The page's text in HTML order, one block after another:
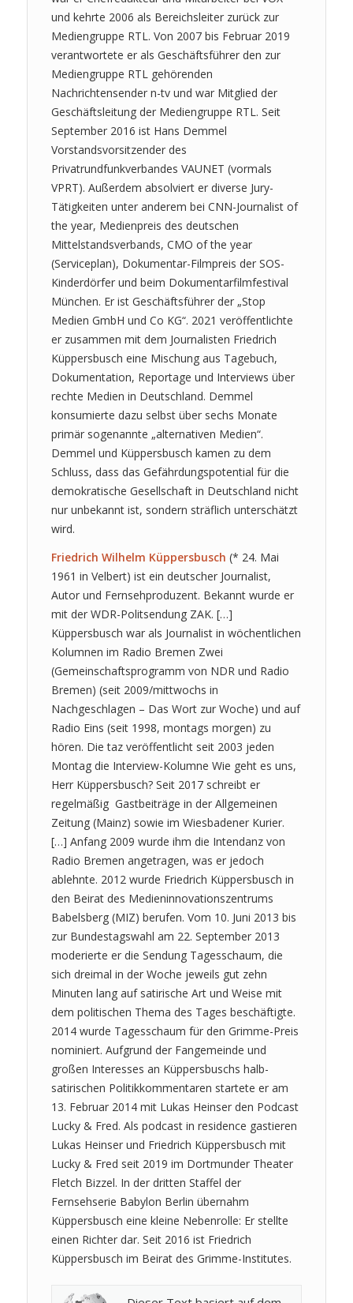
und kehrte 2006 als Bereichsleiter zurück zur
Mediengruppe RTL. Von 2007 bis Februar 2019
verantwortete er als Geschäftsführer den zur
Mediengruppe RTL gehörenden
Nachrichtensender n-tv und war Mitglied der
Geschäftsleitung der Mediengruppe RTL. Seit
September 2016 ist Hans Demmel
Vorstandsvorsitzender des
Privatrundfunkverbandes VAUNET (vormals
VPRT). Außerdem absolviert er diverse Jury-
Tätigkeiten unter anderem bei CNN-Journalist of
the year, Medienpreis des deutschen
Mittelstandsverbands, CMO of the year
(Serviceplan), Dokumentar-Filmpreis der SOS-
Kinderdörfer und beim Dokumentarfilmfestival
München. Er ist Geschäftsführer der „Stop
Medien GmbH und Co KG“. 2021 veröffentlichte
er zusammen mit dem Journalisten Friedrich
Küppersbusch eine Mischung aus Tagebuch,
Dokumentation, Reportage und Interviews über
rechte Medien in Deutschland. Demmel
konsumierte dazu selbst über sechs Monate
primär sogenannte „alternativen Medien“.
Demmel und Küppersbusch kamen zu dem
Schluss, dass das Gefährdungspotential für die
demokratische Gesellschaft in Deutschland nicht
nur unbekannt ist, sondern sträflich unterschätzt
wird.
Friedrich Wilhelm Küppersbusch (* 24. Mai
1961 in Velbert) ist ein deutscher Journalist,
Autor und Fernsehproduzent. Bekannt wurde er
mit der WDR-Politsendung ZAK. […]
Küppersbusch war als Journalist in wöchentlichen
Kolumnen im Radio Bremen Zwei
(Gemeinschaftsprogramm von NDR und Radio
Bremen) (seit 2009/mittwochs in
Nachgeschlagen – Das Wort zur Woche) und auf
Radio Eins (seit 1998, montags morgen) zu
hören. Die taz veröffentlicht seit 2003 jeden
Montag die Interview-Kolumne Wie geht es uns,
Herr Küppersbusch? Seit 2017 schreibt er
regelmäßig Gastbeiträge in der Allgemeinen
Zeitung (Mainz) sowie im Wiesbadener Kurier.
[…] Anfang 2009 wurde ihm die Intendanz von
Radio Bremen angetragen, was er jedoch
ablehnte. 2012 wurde Friedrich Küppersbusch in
den Beirat des Medieninnovationszentrums
Babelsberg (MIZ) berufen. Vom 10. Juni 2013 bis
zur Bundestagswahl am 22. September 2013
moderierte er die Sendung Tagesschaum, die
sich dreimal in der Woche jeweils gut zehn
Minuten lang auf satirische Art und Weise mit
dem politischen Thema des Tages beschäftigte.
2014 wurde Tagesschaum für den Grimme-Preis
nominiert. Aufgrund der Fangemeinde und
großen Interesses an Küppersbuschs halb-
satirischen Politikkommentaren startete er am
13. Februar 2014 mit Lukas Heinser den Podcast
Lucky & Fred. Als podcast in residence gastieren
Lukas Heinser und Friedrich Küppersbusch mit
Lucky & Fred seit 2019 im Dortmunder Theater
Fletch Bizzel. In der dritten Staffel der
Fernsehserie Babylon Berlin übernahm
Küppersbusch eine kleine Nebenrolle: Er stellte
einen Richter dar. Seit 2016 ist Friedrich
Küppersbusch im Beirat des Grimme-Institutes.